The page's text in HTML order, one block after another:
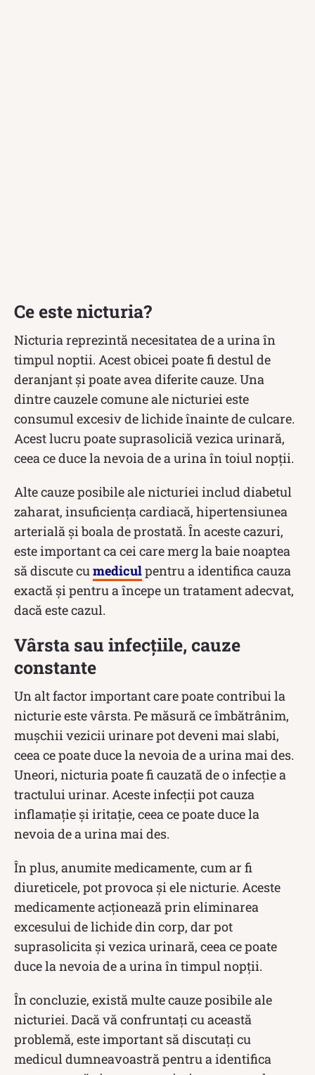
Ce este nicturia?
Nicturia reprezintă necesitatea de a urina în
timpul noptii. Acest obicei poate fi destul de
deranjant și poate avea diferite cauze. Una
dintre cauzele comune ale nicturiei este
consumul excesiv de lichide înainte de culcare.
Acest lucru poate suprasoliciă vezica urinară,
ceea ce duce la nevoia de a urina în toiul nopții.
Alte cauze posibile ale nicturiei includ diabetul
zaharat, insuficiența cardiacă, hipertensiunea
arterială și boala de prostată. În aceste cazuri,
este important ca cei care merg la baie noaptea
să discute cu mediculpentru a identifica cauza
exactă și pentru a începe un tratament adecvat,
dacă este cazul.
Vârsta sau infecțiile, cauze
constante
Un alt factor important care poate contribui la
nicturie este vârsta. Pe măsură ce îmbătrânim,
mușchii vezicii urinare pot deveni mai slabi,
ceea ce poate duce la nevoia de a urina mai des.
Uneori, nicturia poate fi cauzată de o infecție a
tractului urinar. Aceste infecții pot cauza
inflamație și iritație, ceea ce poate duce la
nevoia de a urina mai des.
În plus, anumite medicamente, cum ar fi
diureticele, pot provoca și ele nicturie. Aceste
medicamente acționează prin eliminarea
excesului de lichide din corp, dar pot
suprasolicita și vezica urinară, ceea ce poate
duce la nevoia de a urina în timpul nopții.
În concluzie, există multe cauze posibile ale
nicturiei. Dacă vă confruntați cu această
problemă, este important să discutați cu
medicul dumneavoastră pentru a identifica